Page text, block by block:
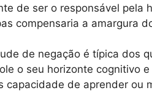
de ser o responsável pela
compensaria a amargura
de negação é típica dos
o seu horizonte cognitivo
capacidade de aprender ou